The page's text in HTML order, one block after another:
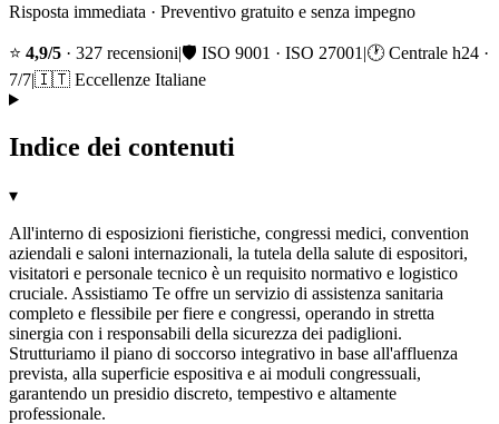
Risposta immediata · Preventivo gratuito e senza impegno
⭐ 4,9/5 · 327 recensioni|🛡️ ISO 9001 · ISO 27001 |🕐 Centrale h24 ·
7/7|🇮🇹 Eccellenze Italiane
Indice dei contenuti
▾
All'interno di esposizioni fieristiche, congressi medici, convention
aziendali e saloni internazionali, la tutela della salute di espositori,
visitatori e personale tecnico è un requisito normativo e logistico
cruciale. Assistiamo Te offre un servizio di assistenza sanitaria
completo e flessibile per fiere e congressi, operando in stretta
sinergia con i responsabili della sicurezza dei padiglioni.
Strutturiamo il piano di soccorso integrativo in base all'affluenza
prevista, alla superficie espositiva e ai moduli congressuali,
garantendo un presidio discreto, tempestivo e altamente
professionale.